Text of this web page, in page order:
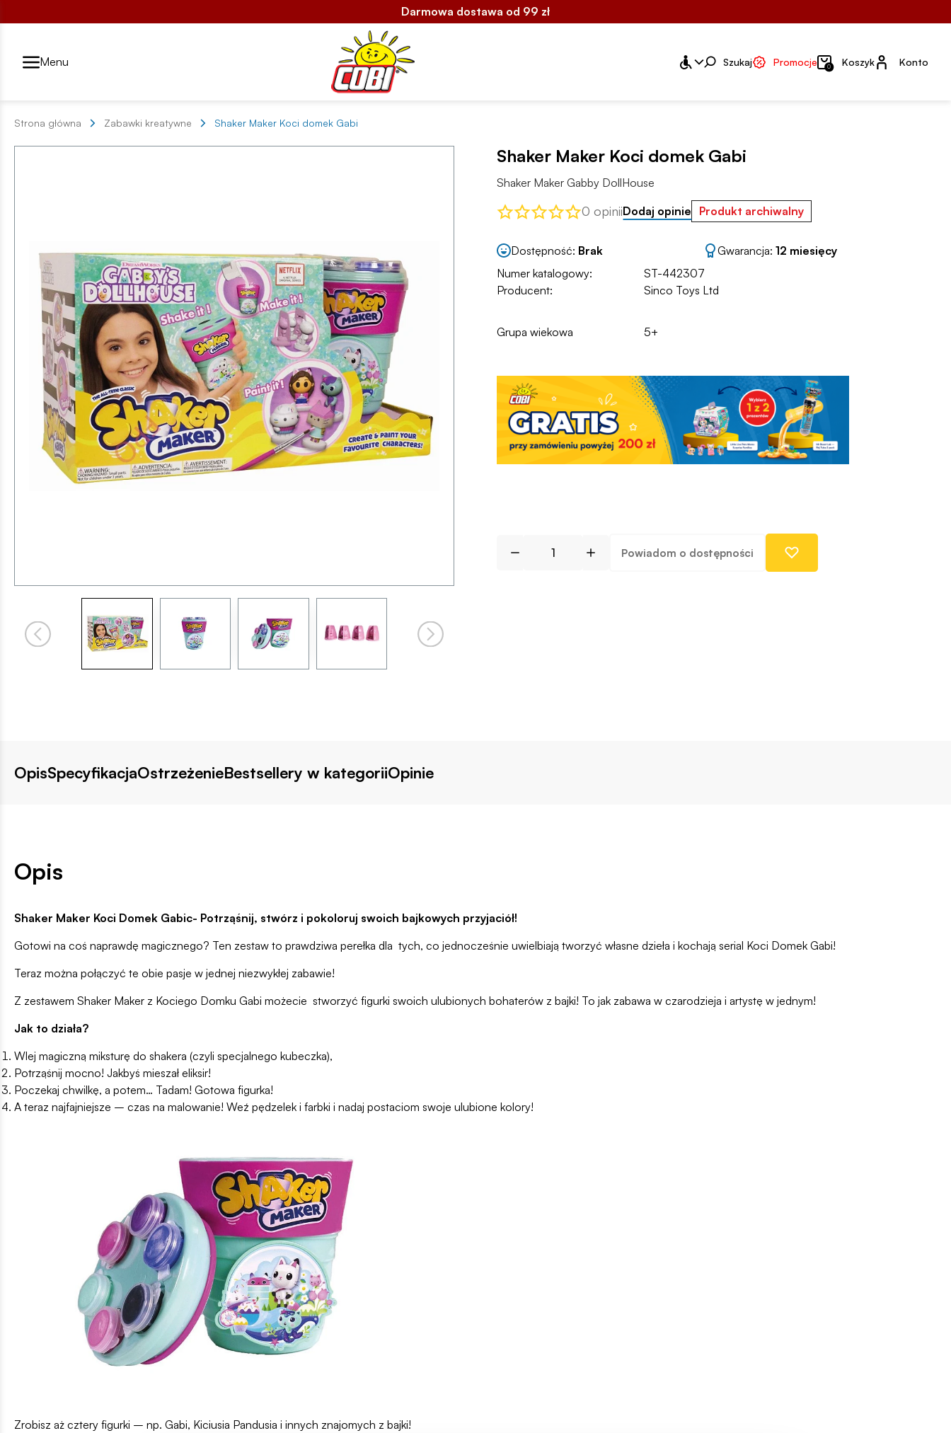
Darmowa dostawa od 99 zł
Przełącznik segmentów2
Menu Szukaj Promocje 0 KoszykKonto
Konto
Strona główna Zabawki kreatywne Shaker Maker Koci domek Gabi
Shaker Maker Koci domek Gabi
Shaker Maker Gabby DollHouse
0 opiniiDodaj opinie Produkt archiwalny
Dostępność: Brak Gwarancja: 12 miesięcy
Numer katalogowy:
ST-442307
Producent:
Sinco Toys Ltd
Grupa wiekowa 5+
Powiadom o dostępności
OpisSpecyfikacjaOstrzeżenieBestsellery w kategoriiOpinie
Opis
Shaker Maker Koci Domek Gabic- Potrząśnij, stwórz i pokoloruj swoich bajkowych przyjaciół!
Gotowi na coś naprawdę magicznego? Ten zestaw to prawdziwa perełka dla tych, co jednocześnie uwielbiają tworzyć własne dzieła i kochają serial Koci Domek Gabi!
Teraz można połączyć te obie pasje w jednej niezwykłej zabawie!
Z zestawem Shaker Maker z Kociego Domku Gabi możecie stworzyć figurki swoich ulubionych bohaterów z bajki! To jak zabawa w czarodzieja i artystę w jednym!
Jak to działa?
Wlej magiczną miksturę do shakera (czyli specjalnego kubeczka),
Potrząśnij mocno! Jakbyś mieszał eliksir!
Poczekaj chwilkę, a potem… Tadam! Gotowa figurka!
A teraz najfajniejsze – czas na malowanie! Weź pędzelek i farbki i nadaj postaciom swoje ulubione kolory!
Zrobisz aż cztery figurki – np. Gabi, Kiciusia Pandusia i innych znajomych z bajki!